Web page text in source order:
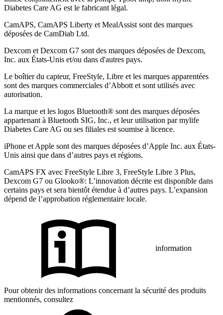
Diabetes Care AG est le fabricant légal.
CamAPS, CamAPS Liberty et MealAssist sont des marques
déposées de CamDiab Ltd.
Dexcom et Dexcom G7 sont des marques déposées de Dexcom,
Inc. aux États-Unis et/ou dans d'autres pays.
Le boîtier du capteur, FreeStyle, Libre et les marques apparentées
sont des marques commerciales d’Abbott et sont utilisés avec
autorisation.
La marque et les logos Bluetooth® sont des marques déposées
appartenant à Bluetooth SIG, Inc., et leur utilisation par mylife
Diabetes Care AG ou ses filiales est soumise à licence.
iPhone et Apple sont des marques déposées d’Apple Inc. aux États-
Unis ainsi que dans d’autres pays et régions.
CamAPS FX avec FreeStyle Libre 3, FreeStyle Libre 3 Plus,
Dexcom G7 ou Glooko®: L’innovation décrite est disponible dans
certains pays et sera bientôt étendue à d’autres pays. L’expansion
dépend de l’approbation réglementaire locale.
information
Pour obtenir des informations concernant la sécurité des produits
mentionnés, consultez